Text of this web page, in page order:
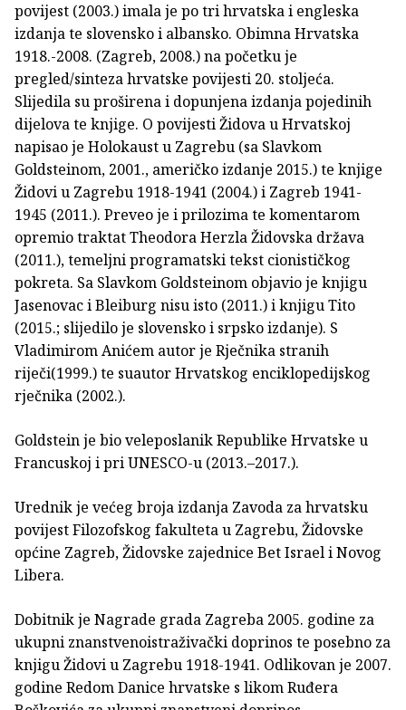
povijest (2003.) imala je po tri hrvatska i engleska
izdanja te slovensko i albansko. Obimna Hrvatska
1918.-2008. (Zagreb, 2008.) na početku je
pregled/sinteza hrvatske povijesti 20. stoljeća.
Slijedila su proširena i dopunjena izdanja pojedinih
dijelova te knjige. O povijesti Židova u Hrvatskoj
napisao je Holokaust u Zagrebu (sa Slavkom
Goldsteinom, 2001., američko izdanje 2015.) te knjige
Židovi u Zagrebu 1918-1941 (2004.) i Zagreb 1941-
1945 (2011.). Preveo je i prilozima te komentarom
opremio traktat Theodora Herzla Židovska država
(2011.), temeljni programatski tekst cionističkog
pokreta. Sa Slavkom Goldsteinom objavio je knjigu
Jasenovac i Bleiburg nisu isto (2011.) i knjigu Tito
(2015.; slijedilo je slovensko i srpsko izdanje). S
Vladimirom Anićem autor je Rječnika stranih
riječi(1999.) te suautor Hrvatskog enciklopedijskog
rječnika (2002.).
Goldstein je bio veleposlanik Republike Hrvatske u
Francuskoj i pri UNESCO-u (2013.–2017.).
Urednik je većeg broja izdanja Zavoda za hrvatsku
povijest Filozofskog fakulteta u Zagrebu, Židovske
općine Zagreb, Židovske zajednice Bet Israel i Novog
Libera.
Dobitnik je Nagrade grada Zagreba 2005. godine za
ukupni znanstvenoistraživački doprinos te posebno za
knjigu Židovi u Zagrebu 1918-1941. Odlikovan je 2007.
godine Redom Danice hrvatske s likom Ruđera